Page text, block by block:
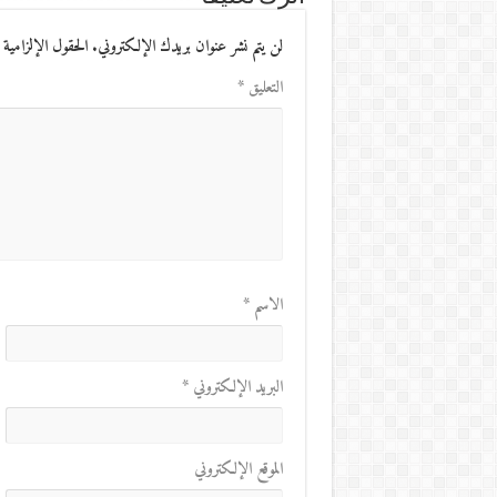
لن يتم نشر عنوان بريدك الإلكتروني. الحقول
التعليق*
الاسم*
البريد الإلكتروني*
الموقع الإلكتروني